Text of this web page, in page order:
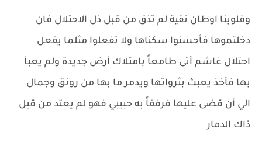
وقلوبنا اوطان نقية لم تذق من قبل ذل الاحتلال فان
دخلتموها فأحسنوا سكناها ولا تفعلوا مثلما يفعل
احتلال غاشم أتى طامعاً بامتلاك أرض جديدة ولم يعبأ
بها فأخذ يعبث بثرواتها ويدمر ما بها من رونق وجمال
الي أن قضى عليها فرفقاً به حبيبي فهو لم يعتد من قبل
ذاك الدمار